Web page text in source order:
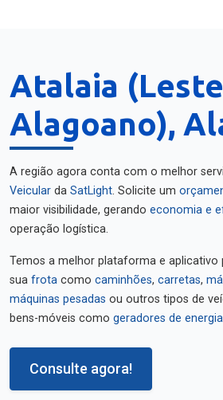
Atalaia (Leste
Alagoano),
A região agora conta com o melhor
Veicular da SatLight. Solicite um
maior visibilidade, gerando economia e
operação logística.
Temos a melhor plataforma e
sua frota como caminhões, carretas,
máquinas pesadas ou outros tipos de
bens-móveis como geradores de energia
Consulte agora!